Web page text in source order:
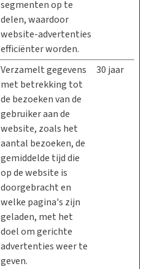
segmenten op te
delen, waardoor
website-advertenties
efficiënter worden.
Verzamelt gegevens
met betrekking tot
de bezoeken van de
gebruiker aan de
website, zoals het
aantal bezoeken, de
gemiddelde tijd die
op de website is
doorgebracht en
welke pagina's zijn
geladen, met het
doel om gerichte
advertenties weer te
geven.
30 jaar